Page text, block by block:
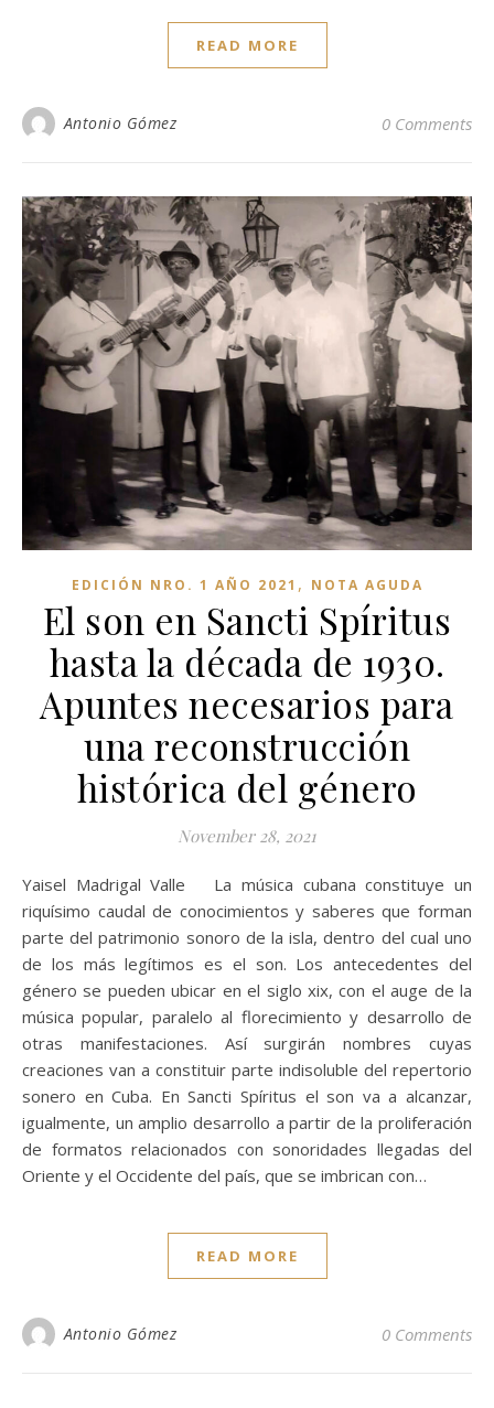
READ MORE
Antonio Gómez 0 Comments
EDICIÓN NRO. 1 AÑO 2021 , NOTA AGUDA
El son en Sancti Spíritus
hasta la década de 1930.
Apuntes necesarios para
una reconstrucción
histórica del género
November 28, 2021
Yaisel Madrigal Valle La música cubana constituye un
riquísimo caudal de conocimientos y saberes que forman
parte del patrimonio sonoro de la isla, dentro del cual uno
de los más legítimos es el son. Los antecedentes del
género se pueden ubicar en el siglo xix, con el auge de la
música popular, paralelo al florecimiento y desarrollo de
otras manifestaciones. Así surgirán nombres cuyas
creaciones van a constituir parte indisoluble del repertorio
sonero en Cuba. En Sancti Spíritus el son va a alcanzar,
igualmente, un amplio desarrollo a partir de la proliferación
de formatos relacionados con sonoridades llegadas del
Oriente y el Occidente del país, que se imbrican con…
READ MORE
Antonio Gómez 0 Comments